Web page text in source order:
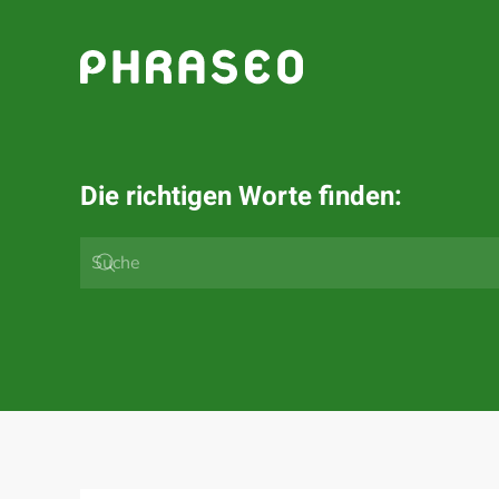
Zum Hauptinhalt springen
Die richtigen Worte finden: